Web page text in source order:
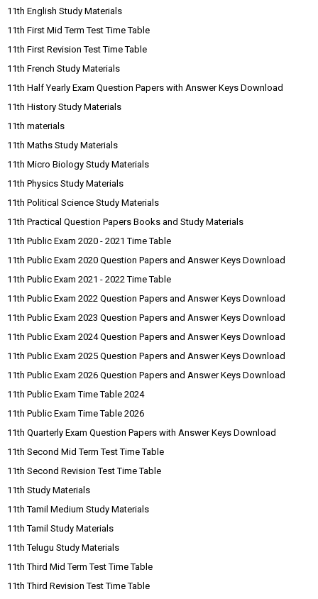
11th English Study Materials
11th First Mid Term Test Time Table
11th First Revision Test Time Table
11th French Study Materials
11th Half Yearly Exam Question Papers with Answer Keys Download
11th History Study Materials
11th materials
11th Maths Study Materials
11th Micro Biology Study Materials
11th Physics Study Materials
11th Political Science Study Materials
11th Practical Question Papers Books and Study Materials
11th Public Exam 2020 - 2021 Time Table
11th Public Exam 2020 Question Papers and Answer Keys Download
11th Public Exam 2021 - 2022 Time Table
11th Public Exam 2022 Question Papers and Answer Keys Download
11th Public Exam 2023 Question Papers and Answer Keys Download
11th Public Exam 2024 Question Papers and Answer Keys Download
11th Public Exam 2025 Question Papers and Answer Keys Download
11th Public Exam 2026 Question Papers and Answer Keys Download
11th Public Exam Time Table 2024
11th Public Exam Time Table 2026
11th Quarterly Exam Question Papers with Answer Keys Download
11th Second Mid Term Test Time Table
11th Second Revision Test Time Table
11th Study Materials
11th Tamil Medium Study Materials
11th Tamil Study Materials
11th Telugu Study Materials
11th Third Mid Term Test Time Table
11th Third Revision Test Time Table